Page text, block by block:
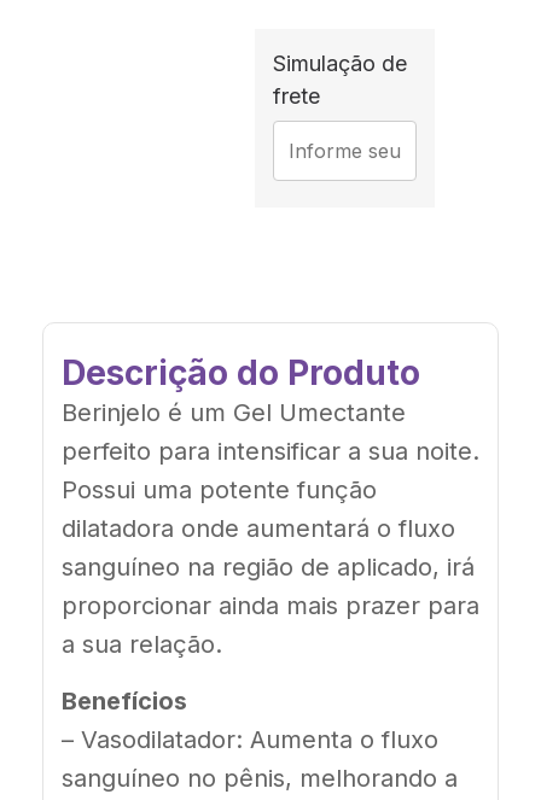
Simulação de
frete
Descrição do Produto
Berinjelo é um Gel Umectante
perfeito para intensificar a sua noite.
Possui uma potente função
dilatadora onde aumentará o fluxo
sanguíneo na região de aplicado, irá
proporcionar ainda mais prazer para
a sua relação.
Benefícios
– Vasodilatador: Aumenta o fluxo
sanguíneo no pênis, melhorando a